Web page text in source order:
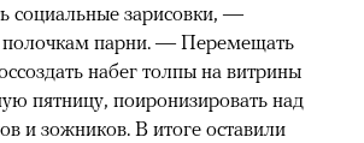
социальные зарисовки, —
полочкам парни. — Перемещать
набег толпы на витрины
пятницу, поиронизировать над
и зожников. В итоге оставили